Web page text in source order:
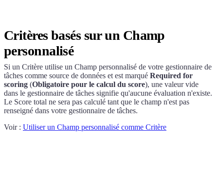
Critères basés sur un Champ
personnalisé
Si un Critère utilise un Champ personnalisé de votre gestionnaire de
tâches comme source de données et est marqué Required for
scoring (Obligatoire pour le calcul du score), une valeur vide
dans le gestionnaire de tâches signifie qu'aucune évaluation n'existe.
Le Score total ne sera pas calculé tant que le champ n'est pas
renseigné dans votre gestionnaire de tâches.
Voir : Utiliser un Champ personnalisé comme Critère